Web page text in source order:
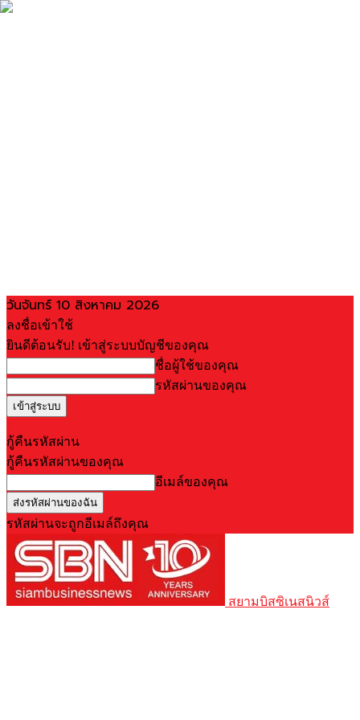
วันจันทร์ 10 สิงหาคม 2026
ลงชื่อเข้าใช้
ยินดีต้อนรับ! เข้าสู่ระบบบัญชีของคุณ
ชื่อผู้ใช้ของคุณ
รหัสผ่านของคุณ
กู้คืนรหัสผ่าน
กู้คืนรหัสผ่านของคุณ
อีเมล์ของคุณ
รหัสผ่านจะถูกอีเมล์ถึงคุณ
สยามบิสซิเนสนิวส์